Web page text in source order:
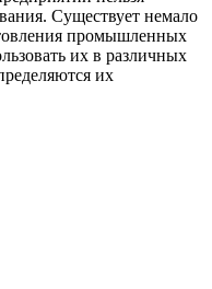
Существует немало
промышленных
их в различных
их